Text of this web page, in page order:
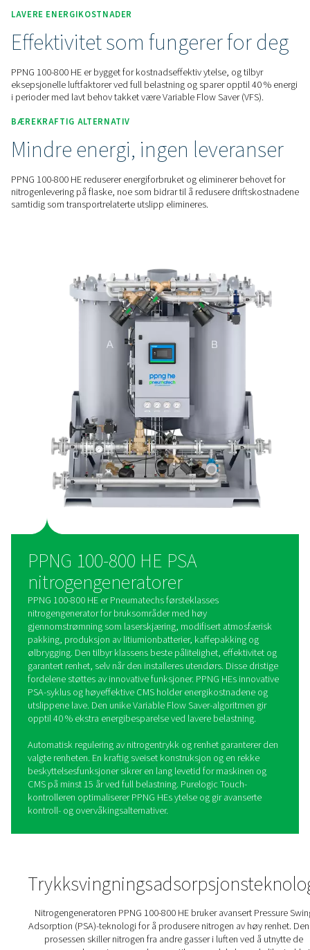
Høy renhet, fullstendig
kontrollert
% til 99,999 %, og justerer automatisk trykk og
Zirkoniumsensorer gir kontinuerlig overvåking, noe som
forsyning for kritiske bruksområder.
LAVERE ENERGIKOSTNADER
PPNG 100-800 HE er bygget for kostnadseffektiv ytelse, og
eksepsjonelle luftfaktorer ved full belastning og sparer
i perioder med lavt behov takket være Variable Flow Saver
BÆREKRAFTIG ALTERNATIV
Mindre energi, ingen
PPNG 100-800 HE reduserer energiforbruket og eliminerer
nitrogenlevering på flaske, noe som bidrar til å redusere
samtidig som transportrelaterte utslipp elimineres.
PPNG 100-800 HE PSA
nitrogengeneratorer
PPNG 100-800 HE er Pneumatechs førsteklasses